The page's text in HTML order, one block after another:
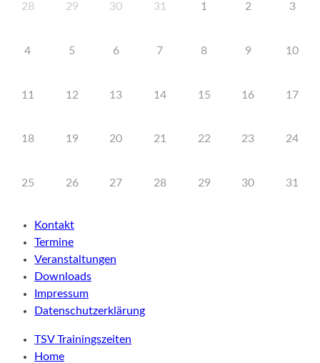
28 29 30 31 1 2 3
4 5 6 7 8 9 10
11 12 13 14 15 16 17
18 19 20 21 22 23 24
25 26 27 28 29 30 31
Kontakt
Termine
Veranstaltungen
Downloads
Impressum
Datenschutzerklärung
TSV Trainingszeiten
Home